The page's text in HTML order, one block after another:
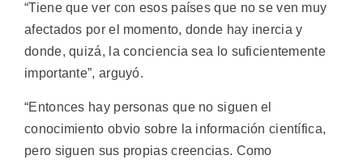
“Tiene que ver con esos países que no se ven muy
afectados por el momento, donde hay inercia y
donde, quizá, la conciencia sea lo suficientemente
importante”, arguyó.
“Entonces hay personas que no siguen el
conocimiento obvio sobre la información científica,
pero siguen sus propias creencias. Como